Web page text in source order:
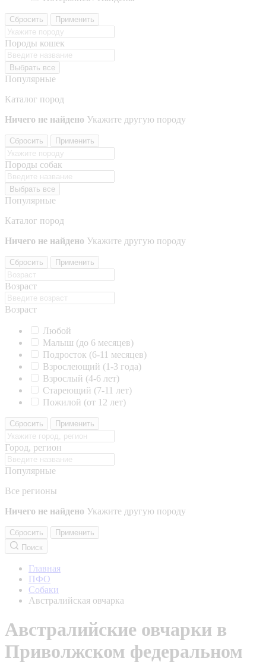
Сбросить Применить
Породы кошек
Выбрать все
Популярные
Каталог пород
Ничего не найдено Укажите другую породу
Сбросить Применить
Породы собак
Выбрать все
Популярные
Каталог пород
Ничего не найдено Укажите другую породу
Сбросить Применить
Возраст
Возраст
Любой
Малыш (до 6 месяцев)
Подросток (6-11 месяцев)
Взрослеющий (1-3 года)
Взрослый (4-6 лет)
Стареющий (7-11 лет)
Пожилой (от 12 лет)
Сбросить Применить
Город, регион
Популярные
Все регионы
Ничего не найдено Укажите другую породу
Сбросить
Применить
Поиск
Главная
ПФО
Собаки
Австралийская овчарка
Австралийские овчарки в
Приволжском федеральном